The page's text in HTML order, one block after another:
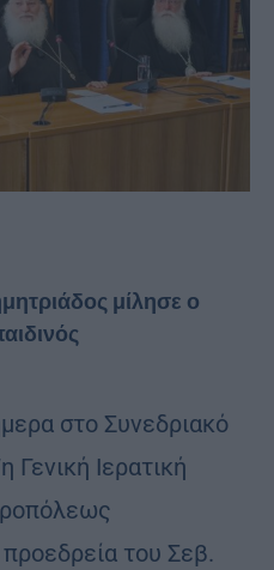
μίλησε ο
στο Συνεδριακό
Ιερατική
του Σεβ.